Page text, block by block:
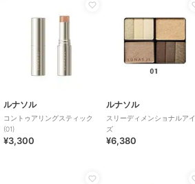
ルナソル
コントゥアリングスティック
(01)
¥3,300
ルナソル
スリーディメンショナルアイ
ズ
¥6,380